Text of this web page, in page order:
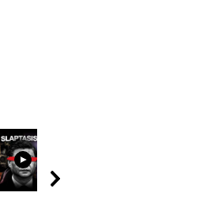
06:20